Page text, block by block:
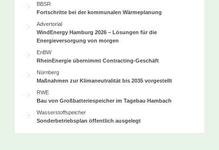
BBSR
Fortschritte bei der kommunalen Wärmeplanung
Advertorial
WindEnergy Hamburg 2026 – Lösungen für die
Energieversorgung von morgen
EnBW
RheinEnergie übernimmt Contracting-Geschäft
Nürnberg
Maßnahmen zur Klimaneutralität bis 2035 vorgestellt
RWE
Bau von Großbatteriespeicher im Tagebau Hambach
Wasserstoffspeicher
Sonderbetriebsplan öffentlich ausgelegt